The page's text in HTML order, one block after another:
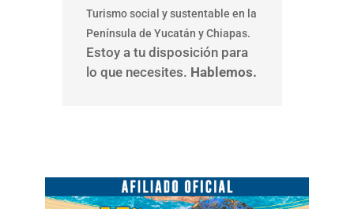
Turismo social y sustentable en la
Península de Yucatán y Chiapas.
Estoy a tu disposición para
lo que necesites. Hablemos.